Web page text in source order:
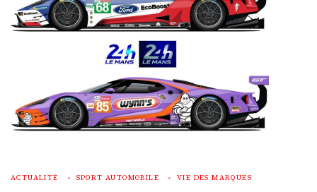
ACTUALITÉ SPORT AUTOMOBILE VIE DES MARQUES